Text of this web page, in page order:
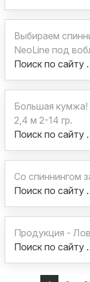
Выбираем
NeoLine под
Поиск по сайту
Большая кумжа!
2,4 м 2-14 гр.
Поиск по сайту
Со спиннингом
Поиск по сайту
Продукция -
Поиск по сайту